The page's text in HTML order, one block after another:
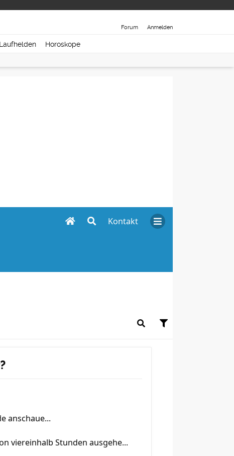
Forum Anmelden
Laufhelden Horoskope
Kontakt
anschaue...
viereinhalb Stunden ausgehe...